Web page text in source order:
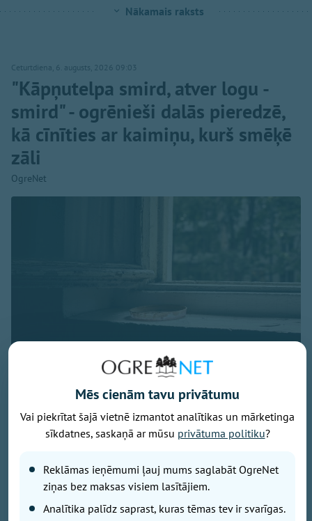
Nākamais raksts
Ceturtdiena, 6. augusts, 2026 09:03
"Kāpņutelpa smird, atver logu -
smird" - ogrēnieši dalās pieredzē,
kā cīnīties ar kaimiņu, kurš smēķē
zāli
OgreNet
Ilustratīvs attēls no unsplash.com
Facebook grupā "Ogre mūsu pilsēta!" kāds
pilsētnieks, vēlēdamies palikt anonīms, lūdzis
daudziem daudzdzīvokļu māju iedzīvotājam. "Iesakiet
lūdzu ko darīt situācijā... Dzīvoju daudzdzīvokļu
mājā, mūsu kāpņutelpā dzīvo tips, kurš pastāvīgi
Mēs cienām tavu privātumu
Vai piekrītat šajā vietnē izmantot analītikas un mārketinga
sīkdatnes, saskaņā ar mūsu privātuma politiku?
Reklāmas ieņēmumi ļauj mums saglabāt OgreNet
ziņas bez maksas visiem lasītājiem.
Analītika palīdz saprast, kuras tēmas tev ir svarīgas.